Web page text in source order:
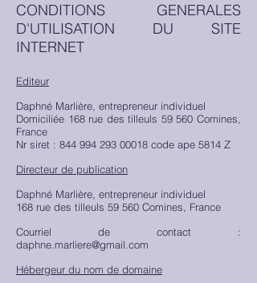
CONDITIONS GENERALES
D'UTILISATION DU SITE
INTERNET
Editeur
Daphné Marlière, entrepreneur individuel
Domiciliée 168 rue des tilleuls 59 560 Comines,
France
Nr siret : 844 994 293 00018 code ape 5814 Z
Directeur de publication
Daphné Marlière, entrepreneur individuel
168 rue des tilleuls 59 560 Comines, France
Courriel de contact :
daphne.marliere@gmail.com
Hébergeur du nom de domaine